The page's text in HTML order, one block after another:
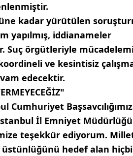
kadar yürütülen
yapılmış, iddianameler
Suç örgütleriyle
ve kesintisiz
edecektir.
İl Emniyet
teşekkür ediyorum.
hedef alan